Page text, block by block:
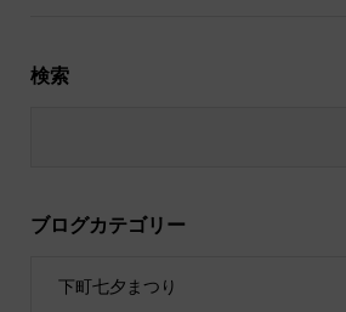
検索
ブログカテゴリー
下町七夕まつり